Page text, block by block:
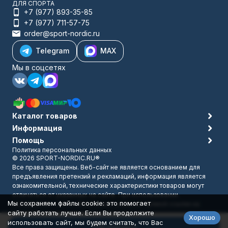
ДЛЯ СПОРТА
+7 (977) 893-35-85
+7 (977) 711-57-75
order@sport-nordic.ru
Telegram
MAX
Мы в соцсетях
Каталог товаров
Информация
Помощь
Политика персональных данных
© 2026 SPORT-NORDIC.RU®
Все права защищены. Веб-сайт не является основанием для
предъявления претензий и рекламаций, информация является
ознакомительной, технические характеристики товаров могут
отличаться от указанных на сайте. При использовании
материалов с сайта обязательно указание прямой ссылки на
источник.
Разработано вbodysite.ru
Мы сохраняем файлы cookie: это помогает
сайту работать лучше. Если Вы продолжите
использовать сайт, мы будем считать, что Вас
Хорошо